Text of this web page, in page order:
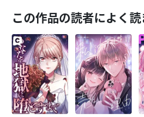
この作品の読者によく